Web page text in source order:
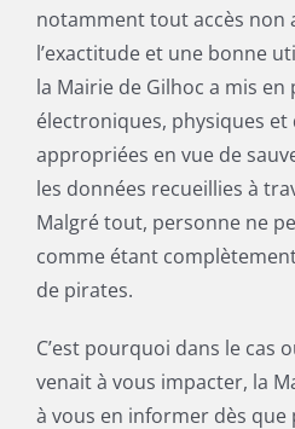
notamment tout accès non
l’exactitude et une bonne
la Mairie de Gilhoc a mis
électroniques, physiques et
appropriées en vue de
les données recueillies à
Malgré tout, personne ne
comme étant
de pirates.
C’est pourquoi dans le cas
venait à vous impacter, la
à vous en informer dès que